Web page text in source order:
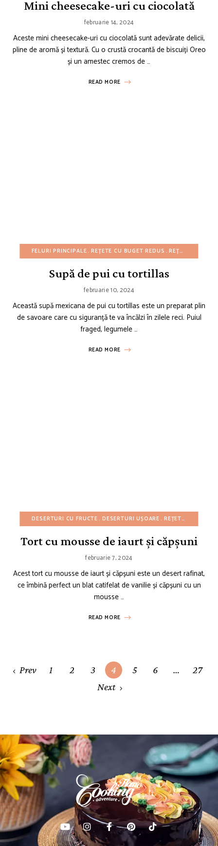
Mini cheesecake-uri cu ciocolată
februarie 14, 2024
Aceste mini cheesecake-uri cu ciocolată sunt adevărate delicii,
pline de aromă și textură. Cu o crustă crocantă de biscuiți Oreo
și un amestec cremos de …
READ MORE
FELURI PRINCIPALE REȚETE CU BUGET REDUS REȚETE DE IARNĂ
Supă de pui cu tortillas
februarie 10, 2024
Această supă mexicana de pui cu tortillas este un preparat plin
de savoare care cu siguranță te va încălzi în zilele reci. Puiul
fraged, legumele …
READ MORE
DESERTURI CU FRUCTE DESERTURI UȘOARE REȚETE AMERICANE
Tort cu mousse de iaurt și căpșuni
februarie 7, 2024
Acest tort cu mousse de iaurt și căpșuni este un desert rafinat,
ce îmbină perfect un blat catifelat de vanilie și căpșuni cu un
mousse …
READ MORE
Posts
Prev 1 2 3 4 5 6 …
27
Next